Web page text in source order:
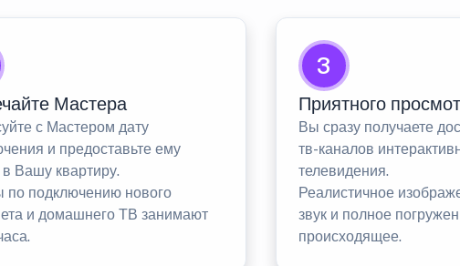
Мастера
с Мастером дату
и предоставьте ему
в Вашу квартиру.
по подключению нового
и домашнего ТВ занимают
3
Приятного
Вы сразу получаете
тв-каналов
телевидения.
Реалистичное
звук и полное
происходящее.